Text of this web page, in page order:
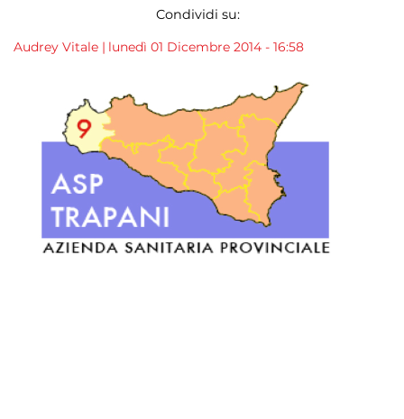
Condividi su:
Audrey Vitale | lunedì 01 Dicembre 2014 - 16:58